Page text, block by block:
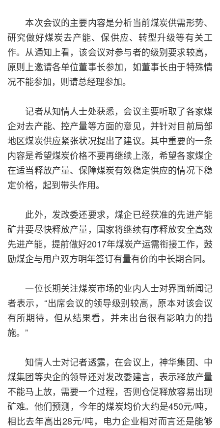
本次会议的主要内容是分析当前煤炭供需形势、
研究做好煤炭去产能、保供应、转型升级等有关工
作。从通知上看，该会议对参与者的级别要求较高，
原则上邀请各单位董事长参加，如董事长由于特殊情
况不能参加，则请总经理参加。
记者从知情人士处获悉，会议主要听取了各家煤
企对去产能、控产量等方面的意见，并针对目前局部
地区煤炭供应紧张状况提出了建议。其中重要的一条
内容是希望煤炭价格不要再继续上涨，希望各家煤企
在适当释放产量、保障煤炭有效稳定供应的情况下稳
定价格，起到带头作用。
此外，发改委还要求，煤企已经获准的先进产能
矿井要尽快释放产量，国家将继续有序释放安全高效
先进产能，提前做好2017年煤炭产运需衔接工作，鼓
励煤企与用户双方明年签订有量有价的中长期合同。
一位长期关注煤炭市场的业内人士对界面新闻记
者表示，“出席会议的领导级别较高，原本对该会议
有所期待，但从结果看，并未出台很有影响力的措
施。”
知情人士对记者透露，在会议上，神华集团、中
煤集团等央企的领导还对发改委建言，表示释放产量
不能马上放，需要一个过程，否则仓促释放容易出现
矿难。他们预测，今年的煤炭均价大约是450元/吨，
相比去年高出28元/吨，电力企业相对而言还是能够